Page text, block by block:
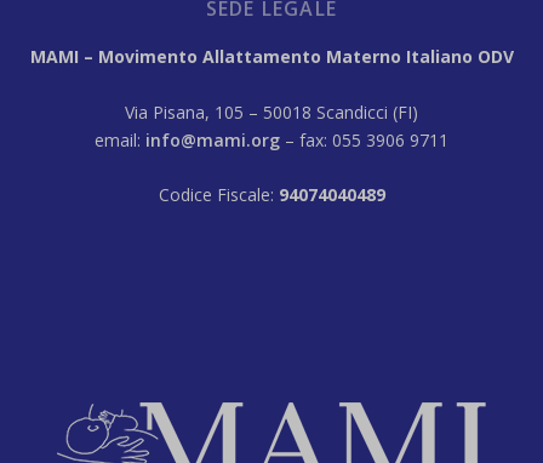
SEDE LEGALE
MAMI – Movimento Allattamento Materno Italiano ODV
Via Pisana, 105 – 50018 Scandicci (FI)
email: info@mami.org – fax: 055 3906 9711
Codice Fiscale: 94074040489